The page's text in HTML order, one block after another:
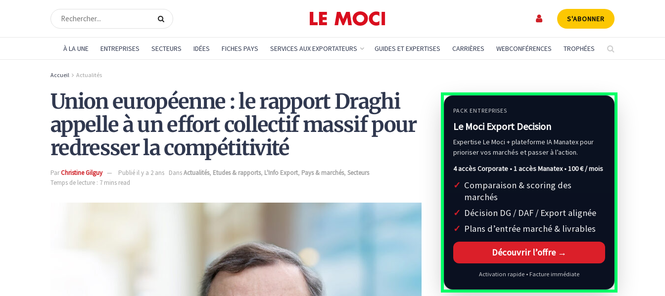
S'ABONNER
À LA UNE ENTREPRISES SECTEURS IDÉES FICHES PAYS SERVICES AUX EXPORTATEURS GUIDES ET EXPERTISES CARRIÈRES WEBCONFÉRENCES TROPHÉES
Accueil Actualités
Union européenne : le rapport Draghi
appelle à un effort collectif massif pour
redresser la compétitivité
ParChristine Gilguy Publié il y a 2 ans DansActualités, Etudes & rapports, L'Info Export, Pays & marchés, Secteurs
Temps de lecture : 7 mins read
PACK ENTREPRISES
Le Moci Export Decision
Expertise Le Moci + plateforme IA Manatex pour
prioriser vos marchés et passer à l’action.
4 accès Corporate • 1 accès Manatex •100 € / mois
Comparaison & scoring des
marchés
Décision DG / DAF / Export alignée
Plans d’entrée marché & livrables
Découvrir l’offre →
Activation rapide • Facture immédiate